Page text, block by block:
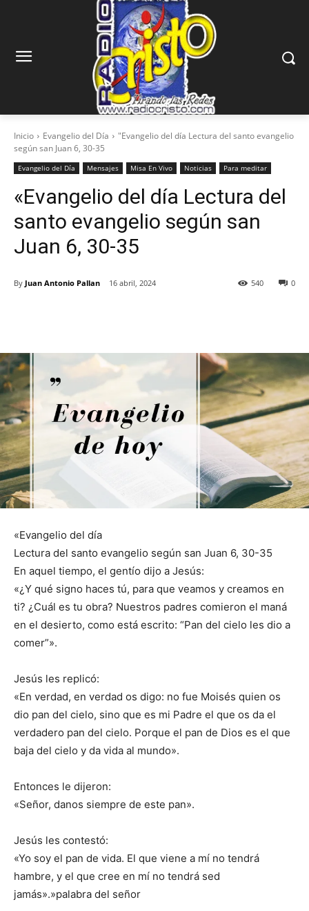
Inicio Evangelio del Día
"Evangelio del día Lectura del santo evangelio
según san Juan 6, 30-35
Evangelio del Día Mensajes Misa En Vivo Noticias Para meditar
«Evangelio del día Lectura del
santo evangelio según san
Juan 6, 30-35
By Juan Antonio Pallan 16 abril, 2024 0
540
«Evangelio del día
Lectura del santo evangelio según san Juan 6, 30-35
En aquel tiempo, el gentío dijo a Jesús:
«¿Y qué signo haces tú, para que veamos y creamos en
ti? ¿Cuál es tu obra? Nuestros padres comieron el maná
en el desierto, como está escrito: “Pan del cielo les dio a
comer”».
Jesús les replicó:
«En verdad, en verdad os digo: no fue Moisés quien os
dio pan del cielo, sino que es mi Padre el que os da el
verdadero pan del cielo. Porque el pan de Dios es el que
baja del cielo y da vida al mundo».
Entonces le dijeron:
«Señor, danos siempre de este pan».
Jesús les contestó:
«Yo soy el pan de vida. El que viene a mí no tendrá
hambre, y el que cree en mí no tendrá sed
jamás».»palabra del señor